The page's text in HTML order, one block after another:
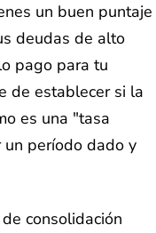
un buen puntaje
deudas de alto
pago para tu
de establecer si la
es una "tasa
período dado y
consolidación